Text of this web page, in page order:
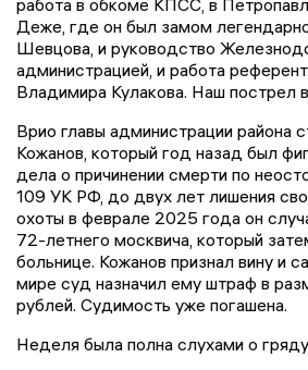
Деже, где он был замом
Шевцова, и руководство
администрацией, и работа
Владимира Кулакова. Наш пострел
Врио главы администрации района
Кожанов, который год назад был
дела о причинении смерти по
109 УК РФ, до двух лет лишения
охоты в феврале 2025 года он
72-летнего москвича, который
больнице. Кожанов признал вину и
мире суд назначил ему штраф в
рублей. Судимость уже погашена.
Неделя была полна слухами о